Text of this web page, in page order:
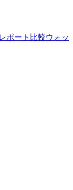
ポート 比較ウォッ